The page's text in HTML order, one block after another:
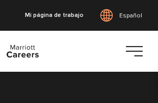
Mi página de trabajo Español